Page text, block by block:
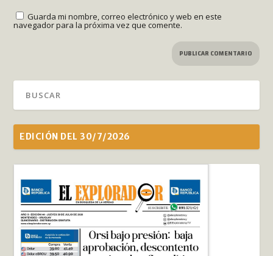
Guarda mi nombre, correo electrónico y web en este
navegador para la próxima vez que comente.
EDICIÓN DEL 30/7/2026